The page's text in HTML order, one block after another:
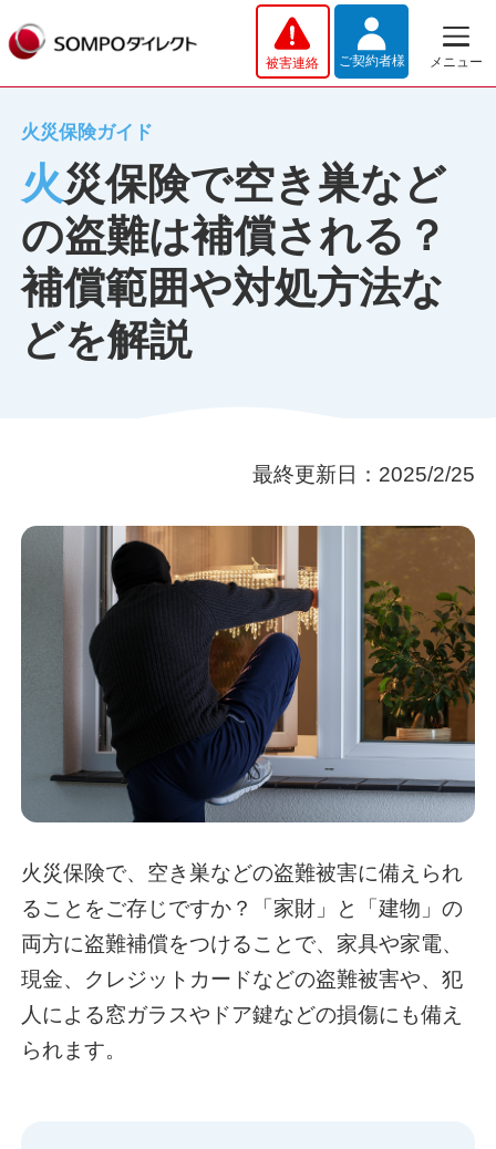
インコンテンツへスキップする
被害連絡 ご契約者様 メニュー
火災保険ガイド
火災保険で空き巣など
の盗難は補償される？
補償範囲や対処方法な
どを解説
最終更新日：2025/2/25
火災保険で、空き巣などの盗難被害に備えられ
ることをご存じですか？「家財」と「建物」の
両方に盗難補償をつけることで、家具や家電、
現金、クレジットカードなどの盗難被害や、犯
人による窓ガラスやドア鍵などの損傷にも備え
られます。